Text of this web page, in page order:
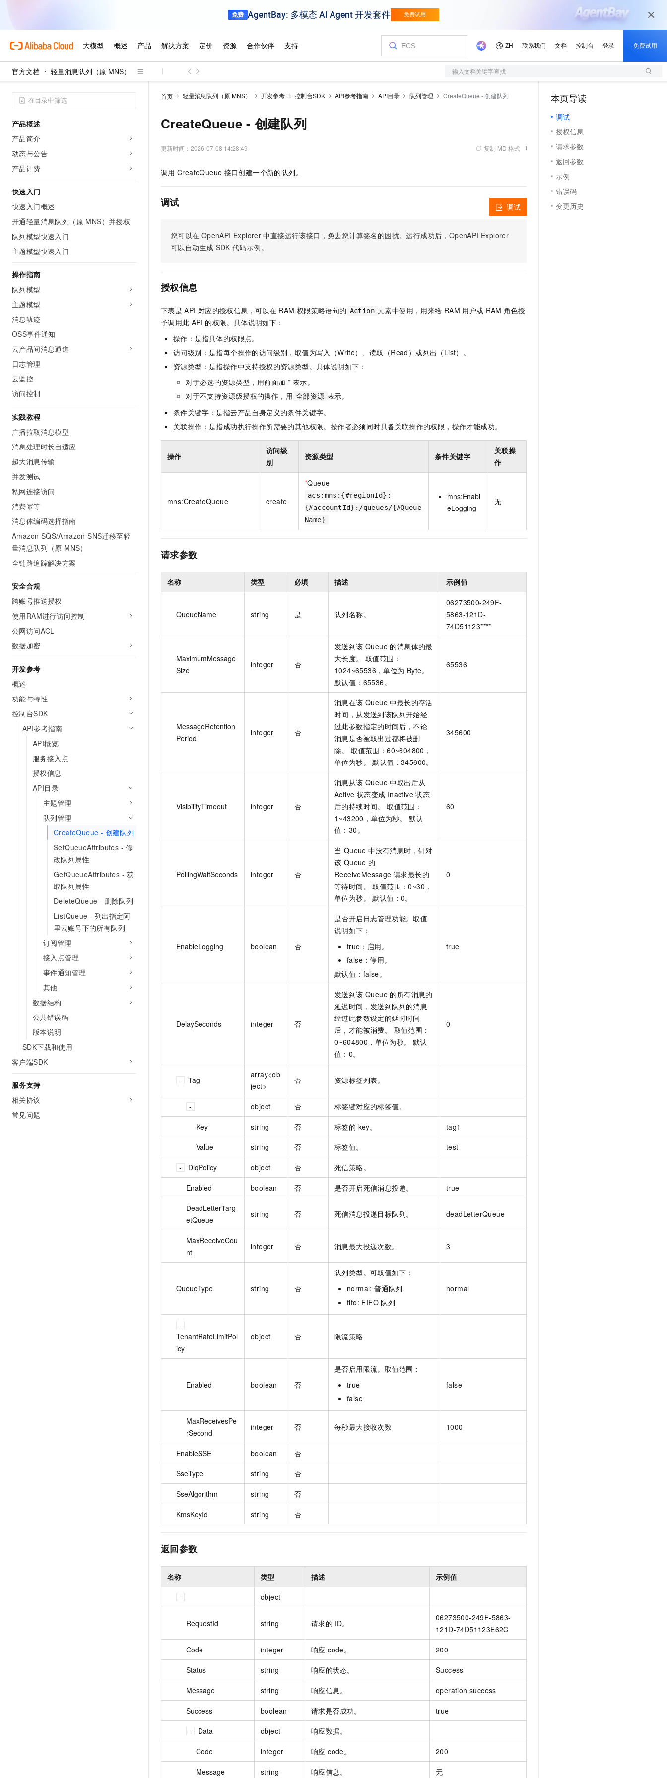
官方文档 轻量消息队列（原 MNS） 输入文档关键字查找
产品概述
产品简介
动态与公告
产品计费
快速入门
快速入门概述
开通轻量消息队列（原 MNS）并授权
队列模型快速入门
主题模型快速入门
操作指南
队列模型
主题模型
消息轨迹
OSS事件通知
云产品间消息通道
日志管理
云监控
访问控制
实践教程
广播拉取消息模型
消息处理时长自适应
超大消息传输
并发测试
私网连接访问
消费幂等
消息体编码选择指南
Amazon SQS/Amazon SNS迁移至轻
量消息队列（原 MNS）
全链路追踪解决方案
安全合规
跨账号推送授权
使用RAM进行访问控制
公网访问ACL
数据加密
开发参考
概述
功能与特性
控制台SDK
API参考指南
API概览
服务接入点
授权信息
API目录
主题管理
队列管理
CreateQueue - 创建队列
SetQueueAttributes - 修
改队列属性
GetQueueAttributes - 获
取队列属性
DeleteQueue - 删除队列
ListQueue - 列出指定阿
里云账号下的所有队列
订阅管理
接入点管理
事件通知管理
其他
数据结构
公共错误码
版本说明
SDK下载和使用
客户端SDK
服务支持
相关协议
常见问题
首页 轻量消息队列（原 MNS） 开发参考 控制台SDK API参考指南 API目录 队列管理 CreateQueue - 创建队列
CreateQueue - 创建队列
更新时间： 2026-07-08 14:28:49 复制 MD 格式
调用 CreateQueue 接口创建一个新的队列。
调试
您可以在 OpenAPI Explorer 中直接运行该接口，免去您计算签名的困扰。运行成功后，OpenAPI Explorer
可以自动生成 SDK 代码示例。
调试
授权信息
下表是 API 对应的授权信息，可以在 RAM 权限策略语句的 Action 元素中使用，用来给 RAM 用户或 RAM 角色授
予调用此 API 的权限。具体说明如下：
操作：是指具体的权限点。
访问级别：是指每个操作的访问级别，取值为写入（Write）、读取（Read）或列出（List）。
资源类型：是指操作中支持授权的资源类型。具体说明如下：
对于必选的资源类型，用前面加 * 表示。
对于不支持资源级授权的操作，用 全部资源 表示。
条件关键字：是指云产品自身定义的条件关键字。
关联操作：是指成功执行操作所需要的其他权限。操作者必须同时具备关联操作的权限，操作才能成功。
操作
访问级
别
资源类型 条件关键字
关联操
作
mns:CreateQueue create
*Queue
acs:mns:{#regionId}:
{#accountId}:/queues/{#Queue
Name}
mns:Enabl
eLogging
无
请求参数
名称 类型 必填 描述 示例值
QueueName string 是 队列名称。
06273500-249F-
5863-121D-
74D51123****
MaximumMessage
Size
integer 否
发送到该 Queue 的消息体的最
大长度。 取值范围：
1024~65536，单位为 Byte。
默认值：65536。
65536
MessageRetention
Period
integer 否
消息在该 Queue 中最长的存活
时间，从发送到该队列开始经
过此参数指定的时间后，不论
消息是否被取出过都将被删
除。 取值范围：60~604800，
单位为秒。 默认值：345600。
345600
VisibilityTimeout integer 否
消息从该 Queue 中取出后从
Active 状态变成 Inactive 状态
后的持续时间。 取值范围：
1~43200，单位为秒。 默认
值：30。
60
PollingWaitSeconds integer 否
当 Queue 中没有消息时，针对
该 Queue 的
ReceiveMessage 请求最长的
等待时间。 取值范围：0~30，
单位为秒。 默认值：0。
0
EnableLogging boolean 否
是否开启日志管理功能。取值
说明如下：
true：启用。
false：停用。
默认值：false。
true
DelaySeconds integer 否
发送到该 Queue 的所有消息的
延迟时间，发送到队列的消息
经过此参数设定的延时时间
后，才能被消费。 取值范围：
0~604800，单位为秒。 默认
值：0。
0
Tag
array<ob
ject>
否 资源标签列表。
object 否 标签键对应的标签值。
Key string 否 标签的 key。 tag1
Value string 否 标签值。 test
DlqPolicy object 否 死信策略。
Enabled boolean 否 是否开启死信消息投递。 true
DeadLetterTarg
etQueue
string 否 死信消息投递目标队列。 deadLetterQueue
MaxReceiveCou
nt
integer 否 消息最大投递次数。 3
QueueType string 否
队列类型。可取值如下：
normal: 普通队列
fifo: FIFO 队列
normal
TenantRateLimitPol
icy
object 否 限流策略
Enabled boolean 否
是否启用限流。取值范围：
true
false
false
MaxReceivesPe
rSecond
integer 否 每秒最大接收次数 1000
EnableSSE boolean 否
SseType string 否
SseAlgorithm string 否
KmsKeyId string 否
返回参数
名称 类型 描述 示例值
object
RequestId string 请求的 ID。
06273500-249F-5863-
121D-74D51123E62C
Code integer 响应 code。 200
Status string 响应的状态。 Success
Message string 响应信息。 operation success
Success boolean 请求是否成功。 true
Data object 响应数据。
Code integer 响应 code。 200
Message string 响应信息。 无
本页导读
调试
授权信息
请求参数
返回参数
示例
错误码
变更历史